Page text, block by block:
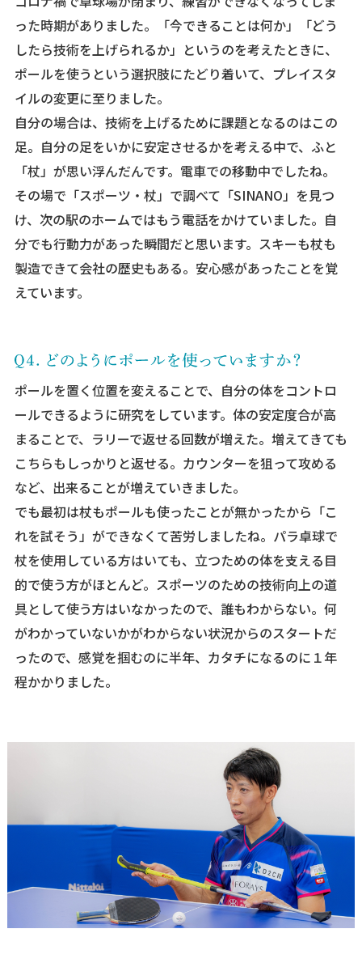
った時期がありました。「今できることは何か」「どう
したら技術を上げられるか」というのを考えたときに、
ポールを使うという選択肢にたどり着いて、プレイスタ
イルの変更に至りました。
自分の場合は、技術を上げるために課題となるのはこの
足。自分の足をいかに安定させるかを考える中で、ふと
「杖」が思い浮んだんです。電車での移動中でしたね。
その場で「スポーツ・杖」で調べて「SINANO」を見つ
け、次の駅のホームではもう電話をかけていました。自
分でも行動力があった瞬間だと思います。スキーも杖も
製造できて会社の歴史もある。安心感があったことを覚
えています。
ポールを置く位置を変えることで、自分の体をコントロ
ールできるように研究をしています。体の安定度合が高
まることで、ラリーで返せる回数が増えた。増えてきても
こちらもしっかりと返せる。カウンターを狙って攻める
など、出来ることが増えていきました。
でも最初は杖もポールも使ったことが無かったから「こ
れを試そう」ができなくて苦労しましたね。パラ卓球で
杖を使用している方はいても、立つための体を支える目
的で使う方がほとんど。スポーツのための技術向上の道
具として使う方はいなかったので、誰もわからない。何
がわかっていないかがわからない状況からのスタートだ
ったので、感覚を掴むのに半年、カタチになるのに１年
程かかりました。